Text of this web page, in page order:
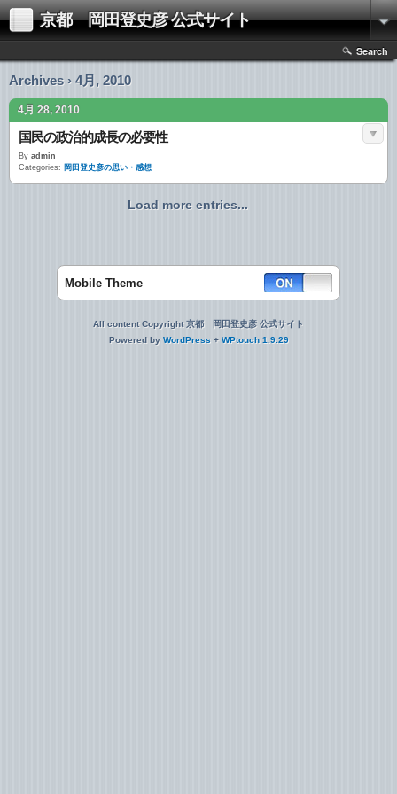
京都 岡田登史彦 公式サイト
Search
Archives › 4月, 2010
4月 28, 2010
国民の政治的成長の必要性
By admin
Categories: 岡田登史彦の思い・感想
Load more entries...
Mobile Theme
All content Copyright 京都 岡田登史彦 公式サイト
Powered by WordPress + WPtouch 1.9.29